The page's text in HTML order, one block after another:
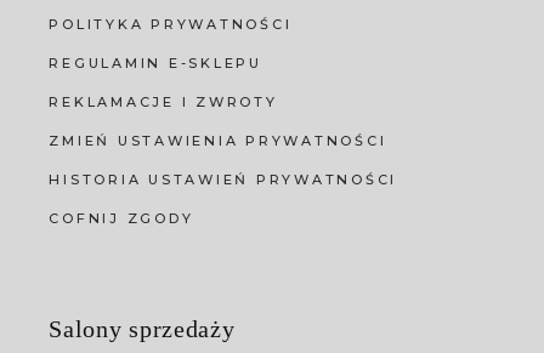
POLITYKA PRYWATNOŚCI
REGULAMIN E-SKLEPU
REKLAMACJE I ZWROTY
ZMIEŃ USTAWIENIA PRYWATNOŚCI
HISTORIA USTAWIEŃ PRYWATNOŚCI
COFNIJ ZGODY
Salony sprzedaży